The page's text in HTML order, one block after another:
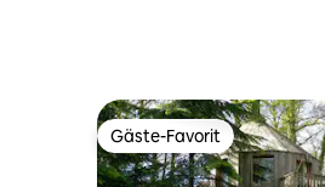
Gäste-Favorit
Gäste-Favorit